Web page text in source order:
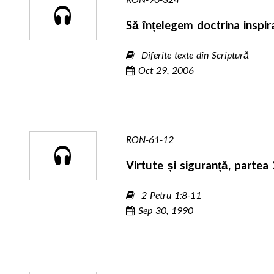
Să înțelegem doctrina
Diferite texte din Scriptură
Oct 29, 2006
RON-61-12
Virtute și siguranță, partea
2 Petru 1:8-11
Sep 30, 1990